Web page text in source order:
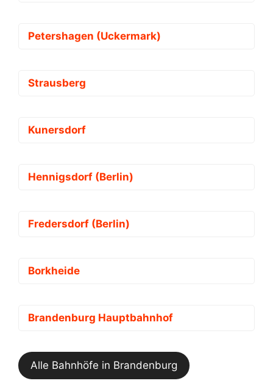
Petershagen (Uckermark)
Strausberg
Kunersdorf
Hennigsdorf (Berlin)
Fredersdorf (Berlin)
Borkheide
Brandenburg Hauptbahnhof
Alle Bahnhöfe in Brandenburg